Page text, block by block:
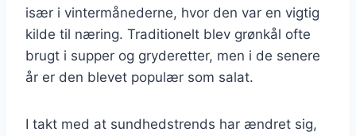
især i vintermånederne, hvor den var en vigtig
kilde til næring. Traditionelt blev grønkål ofte
brugt i supper og gryderetter, men i de senere
år er den blevet populær som salat.
I takt med at sundhedstrends har ændret sig,